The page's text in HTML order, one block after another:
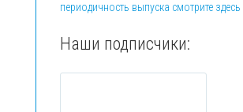
периодичность выпуска смотрите здесь
Наши подписчики: